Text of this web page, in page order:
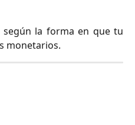
la forma en que tu
monetarios.